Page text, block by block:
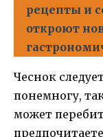
рецепты и
откроют
Чеснок
понемногу,
может